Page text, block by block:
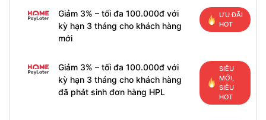
Giảm 3% – tối đa 100.000đ với
kỳ hạn 3 tháng cho khách hàng
mới
ƯU ĐÃI
HOT
Giảm 3% – tối đa 100.000đ với
kỳ hạn 3 tháng cho khách hàng
đã phát sinh đơn hàng HPL
SIÊU
MỚI,
SIÊU
HOT